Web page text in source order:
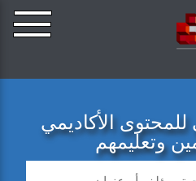
الأكاديمي
وتعليمهم